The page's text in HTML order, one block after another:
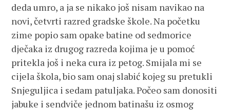
deda umro, a ja se nikako još nisam navikao na
novi, četvrti razred gradske škole. Na početku
zime popio sam opake batine od sedmorice
dječaka iz drugog razreda kojima je u pomoć
pritekla još i neka cura iz petog. Smijala mi se
cijela škola, bio sam onaj slabić kojeg su pretukli
Snjeguljica i sedam patuljaka. Počeo sam donositi
jabuke i sendviče jednom batinašu iz osmog